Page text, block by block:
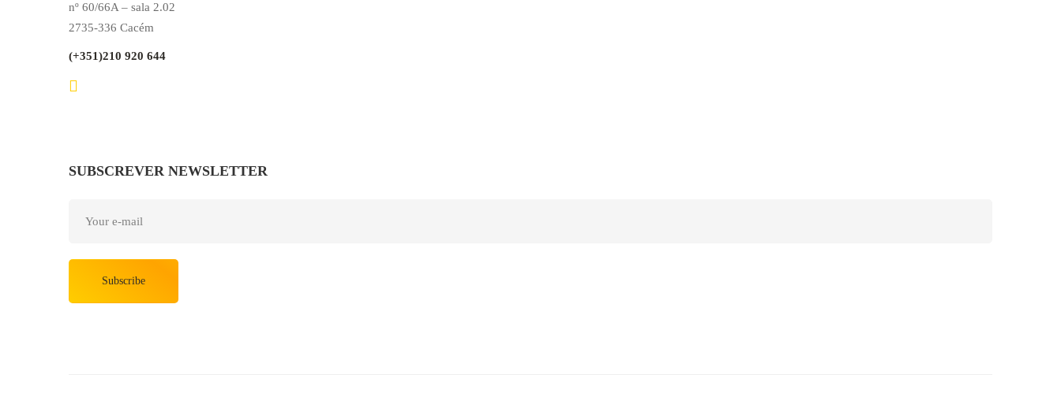
nº 60/66A – sala 2.02
2735-336 Cacém
(+351)210 920 644
SUBSCREVER NEWSLETTER
Subscribe